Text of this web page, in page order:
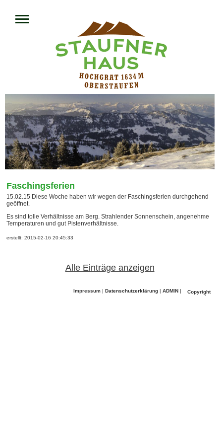
Faschingsferien
15.02.15 Diese Woche haben wir wegen der Faschingsferien durchgehend
geöffnet.
Es sind tolle Verhältnisse am Berg. Strahlender Sonnenschein, angenehme
Temperaturen und gut Pistenverhältnisse.
erstellt: 2015-02-16 20:45:33
Alle Einträge anzeigen
Impressum | Datenschutzerklärung | ADMIN |